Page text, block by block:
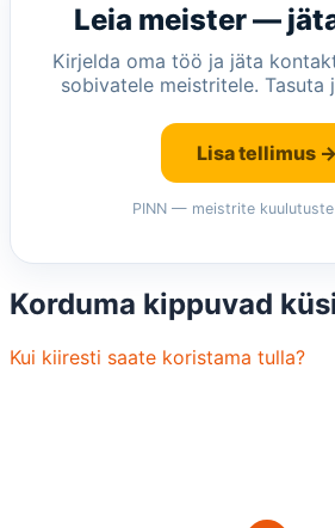
Leia meister —
Kirjelda oma töö ja jäta
sobivatele meistritele. Tasuta
Lisa tellimus →
PINN — meistrite
Korduma kippuvad
Kui kiiresti saate koristama tulla?